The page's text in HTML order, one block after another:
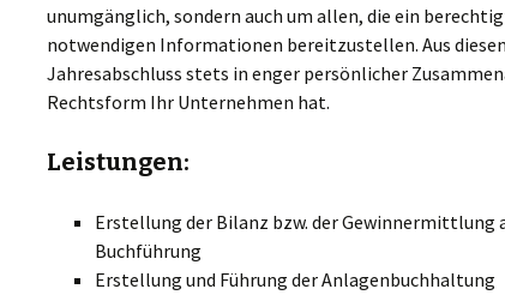
unumgänglich, sondern auch um allen, die ein
notwendigen Informationen bereitzustellen. Aus
Jahresabschluss stets in enger persönlicher
Rechtsform Ihr Unternehmen hat.
Leistungen:
Erstellung der Bilanz bzw. der Gewinnermittlung
Buchführung
Erstellung und Führung der Anlagenbuchhaltung